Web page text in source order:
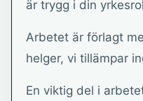
är trygg i din
Arbetet är förlagt
helger, vi tillämpar
En viktig del i